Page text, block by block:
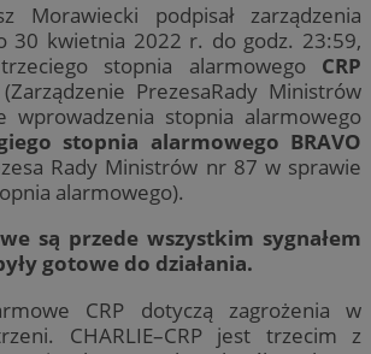
Morawiecki podpisał zarządzenia
30 kwietnia 2022 r. do godz. 23:59,
stopnia alarmowego CRP
(Zarządzenie PrezesaRady Ministrów
stopnia alarmowego
stopnia alarmowego BRAVO
Rady Ministrów nr 87 w sprawie
alarmowego).
są przede wszystkim sygnałem
gotowe do działania.
CRP dotyczą zagrożenia w
CHARLIE–CRP jest trzecim z